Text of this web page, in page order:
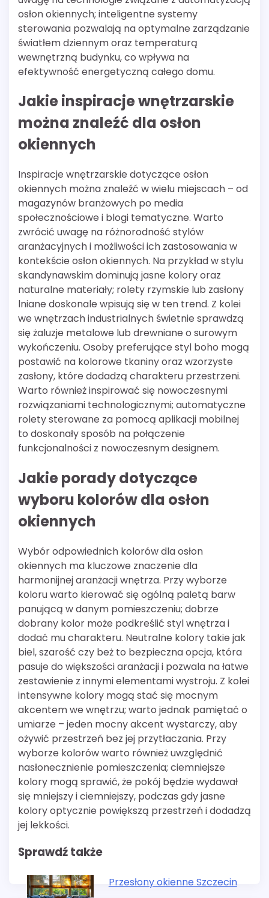
osłon okiennych; inteligentne systemy
sterowania pozwalają na optymalne zarządzanie
światłem dziennym oraz temperaturą
wewnętrzną budynku, co wpływa na
efektywność energetyczną całego domu.
Jakie inspiracje wnętrzarskie
można znaleźć dla osłon
okiennych
Inspiracje wnętrzarskie dotyczące osłon
okiennych można znaleźć w wielu miejscach – od
magazynów branżowych po media
społecznościowe i blogi tematyczne. Warto
zwrócić uwagę na różnorodność stylów
aranżacyjnych i możliwości ich zastosowania w
kontekście osłon okiennych. Na przykład w stylu
skandynawskim dominują jasne kolory oraz
naturalne materiały; rolety rzymskie lub zasłony
lniane doskonale wpisują się w ten trend. Z kolei
we wnętrzach industrialnych świetnie sprawdzą
się żaluzje metalowe lub drewniane o surowym
wykończeniu. Osoby preferujące styl boho mogą
postawić na kolorowe tkaniny oraz wzorzyste
zasłony, które dodadzą charakteru przestrzeni.
Warto również inspirować się nowoczesnymi
rozwiązaniami technologicznymi; automatyczne
rolety sterowane za pomocą aplikacji mobilnej
to doskonały sposób na połączenie
funkcjonalności z nowoczesnym designem.
Jakie porady dotyczące
wyboru kolorów dla osłon
okiennych
Wybór odpowiednich kolorów dla osłon
okiennych ma kluczowe znaczenie dla
harmonijnej aranżacji wnętrza. Przy wyborze
koloru warto kierować się ogólną paletą barw
panującą w danym pomieszczeniu; dobrze
dobrany kolor może podkreślić styl wnętrza i
dodać mu charakteru. Neutralne kolory takie jak
biel, szarość czy beż to bezpieczna opcja, która
pasuje do większości aranżacji i pozwala na łatwe
zestawienie z innymi elementami wystroju. Z kolei
intensywne kolory mogą stać się mocnym
akcentem we wnętrzu; warto jednak pamiętać o
umiarze – jeden mocny akcent wystarczy, aby
ożywić przestrzeń bez jej przytłaczania. Przy
wyborze kolorów warto również uwzględnić
nasłonecznienie pomieszczenia; ciemniejsze
kolory mogą sprawić, że pokój będzie wydawał
się mniejszy i ciemniejszy, podczas gdy jasne
kolory optycznie powiększą przestrzeń i dodadzą
jej lekkości.
Sprawdź także
Przesłony okienne Szczecin